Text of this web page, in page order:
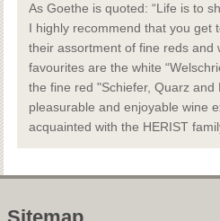
As Goethe is quoted: “Life is to
I highly recommend that you get
their assortment of fine reds and
favourites are the white
the fine red "Schiefer, Quarz and
pleasurable and enjoyable wine
acquainted with the HERIST